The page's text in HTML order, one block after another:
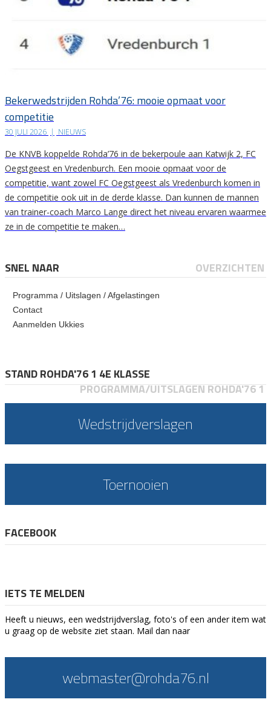
Bekerwedstrijden Rohda’76: mooie opmaat voor
competitie
30 JULI 2026 | NIEUWS
De KNVB koppelde Rohda’76 in de bekerpoule aan Katwijk 2, FC
Oegstgeest en Vredenburch. Een mooie opmaat voor de
competitie, want zowel FC Oegstgeest als Vredenburch komen in
de competitie ook uit in de derde klasse. Dan kunnen de mannen
van trainer-coach Marco Lange direct het niveau ervaren waarmee
ze in de competitie te maken…
SNEL NAAR OVERZICHTEN
Programma / Uitslagen / Afgelastingen
Contact
Aanmelden Ukkies
STAND ROHDA'76 1 4E KLASSE
PROGRAMMA/UITSLAGEN ROHDA'76 1
Wedstrijdverslagen
Toernooien
FACEBOOK
IETS TE MELDEN
Heeft u nieuws, een wedstrijdverslag, foto's of een ander item wat
u graag op de website ziet staan. Mail dan naar
webmaster@rohda76.nl